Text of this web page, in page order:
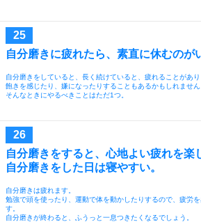
自分磨きに疲れたら、素直に休むのが
自分磨きをしていると、長く続けていると、疲れることがあり
飽きを感じたり、嫌になったりすることもあるかもしれません
そんなときにやるべきことはただ1つ。
自分磨きをすると、心地よい疲れを楽
自分磨きをした日は寝やすい。
自分磨きは疲れます。
勉強で頭を使ったり、運動で体を動かしたりするので、疲労を
す。
自分磨きが終わると、ふうっと一息つきたくなるでしょう。